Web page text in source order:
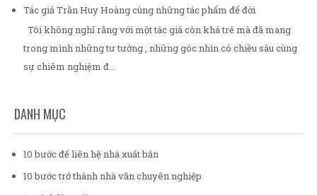
Tác giả Trần Huy Hoàng cùng những tác phẩm để đời
Tôi không nghĩ rằng với một tác giả còn khá trẻ mà đã mang
trong mình những tư tưởng , những góc nhìn có chiều sâu cùng
sự chiêm nghiệm đ...
DANH MỤC
10 bước để liên hệ nhà xuất bản
10 bước trở thành nhà văn chuyên nghiệp